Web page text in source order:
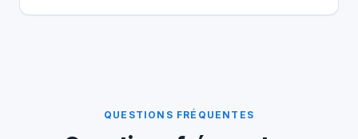
QUESTIONS FRÉQUENTES